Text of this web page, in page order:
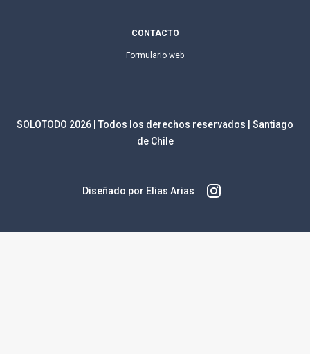
CONTACTO
Formulario web
SOLOTODO 2026 | Todos los derechos reservados | Santiago
de Chile
Diseñado por Elias Arias